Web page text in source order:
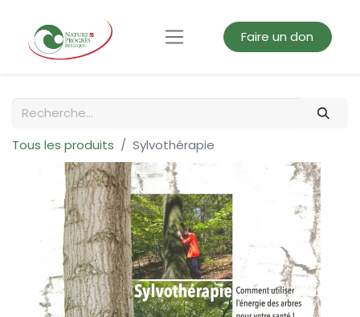
Faire un don
Tous les produits Sylvothérapie